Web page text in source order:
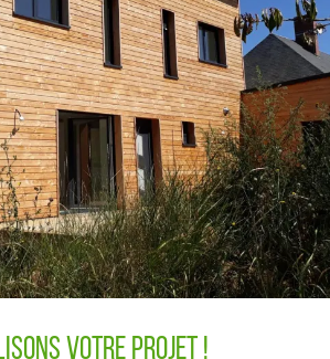
votre projet !